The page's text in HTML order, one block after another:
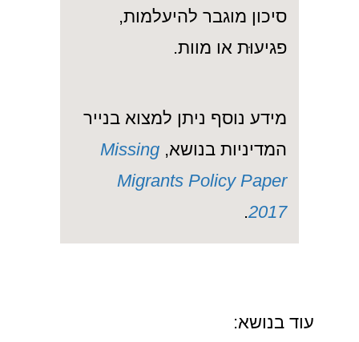
סיכון מוגבר להיעלמות,
פגיעוּת או מוות.
מידע נוסף ניתן למצוא בנייר
המדיניות בנושא, Missing
Migrants Policy Paper
2017
.
עוד בנושא: